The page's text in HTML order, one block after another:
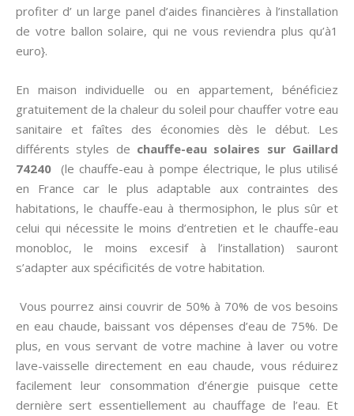
profiter d’ un large panel d’aides financières à l’installation
de votre ballon solaire, qui ne vous reviendra plus qu’à1
euro}.
En maison individuelle ou en appartement, bénéficiez
gratuitement de la chaleur du soleil pour chauffer votre eau
sanitaire et faîtes des économies dès le début. Les
différents styles de chauffe-eau solaires sur Gaillard
74240 (le chauffe-eau à pompe électrique, le plus utilisé
en France car le plus adaptable aux contraintes des
habitations, le chauffe-eau à thermosiphon, le plus sûr et
celui qui nécessite le moins d’entretien et le chauffe-eau
monobloc, le moins excesif à l’installation) sauront
s’adapter aux spécificités de votre habitation.
Vous pourrez ainsi couvrir de 50% à 70% de vos besoins
en eau chaude, baissant vos dépenses d’eau de 75%. De
plus, en vous servant de votre machine à laver ou votre
lave-vaisselle directement en eau chaude, vous réduirez
facilement leur consommation d’énergie puisque cette
dernière sert essentiellement au chauffage de l’eau. Et